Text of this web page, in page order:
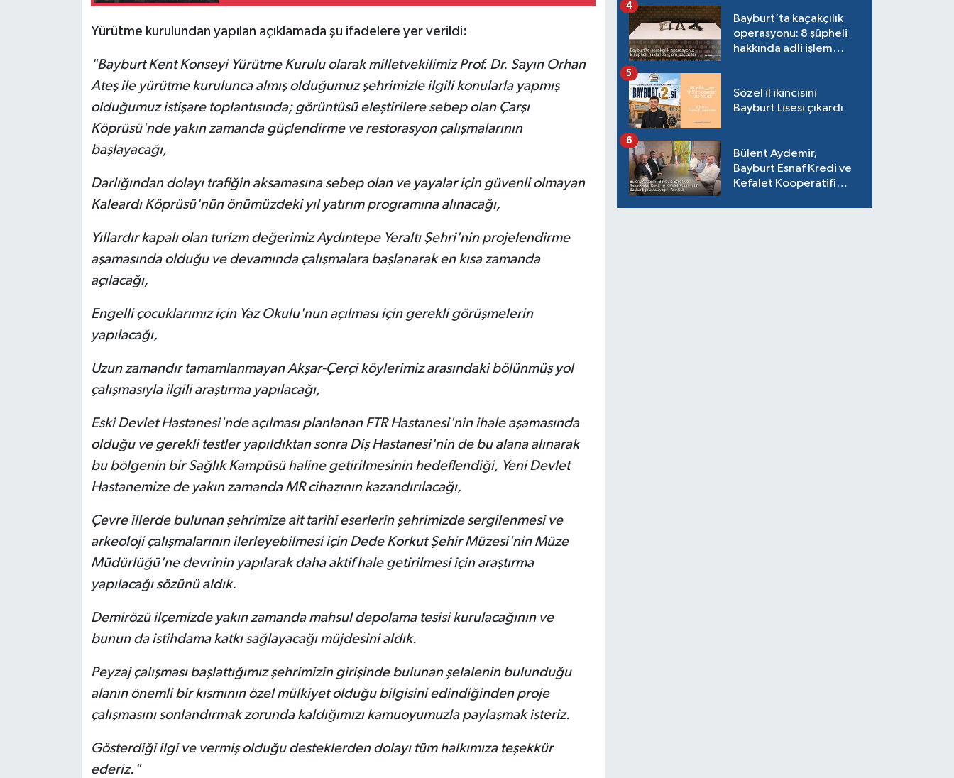
Yürütme kurulundan yapılan açıklamada şu ifadelere yer verildi:
"Bayburt Kent Konseyi Yürütme Kurulu olarak milletvekilimiz Prof. Dr. Sayın Orhan
Ateş ile yürütme kurulunca almış olduğumuz şehrimizle ilgili konularla yapmış
olduğumuz istişare toplantısında; görüntüsü eleştirilere sebep olan Çarşı
Köprüsü'nde yakın zamanda güçlendirme ve restorasyon çalışmalarının
başlayacağı,
Darlığından dolayı trafiğin aksamasına sebep olan ve yayalar için güvenli olmayan
Kaleardı Köprüsü'nün önümüzdeki yıl yatırım programına alınacağı,
Yıllardır kapalı olan turizm değerimiz Aydıntepe Yeraltı Şehri'nin projelendirme
aşamasında olduğu ve devamında çalışmalara başlanarak en kısa zamanda
açılacağı,
Engelli çocuklarımız için Yaz Okulu'nun açılması için gerekli görüşmelerin
yapılacağı,
Uzun zamandır tamamlanmayan Akşar-Çerçi köylerimiz arasındaki bölünmüş yol
çalışmasıyla ilgili araştırma yapılacağı,
Eski Devlet Hastanesi'nde açılması planlanan FTR Hastanesi'nin ihale aşamasında
olduğu ve gerekli testler yapıldıktan sonra Diş Hastanesi'nin de bu alana alınarak
bu bölgenin bir Sağlık Kampüsü haline getirilmesinin hedeflendiği, Yeni Devlet
Hastanemize de yakın zamanda MR cihazının kazandırılacağı,
Çevre illerde bulunan şehrimize ait tarihi eserlerin şehrimizde sergilenmesi ve
arkeoloji çalışmalarının ilerleyebilmesi için Dede Korkut Şehir Müzesi'nin Müze
Müdürlüğü'ne devrinin yapılarak daha aktif hale getirilmesi için araştırma
yapılacağı sözünü aldık.
Demirözü ilçemizde yakın zamanda mahsul depolama tesisi kurulacağının ve
bunun da istihdama katkı sağlayacağı müjdesini aldık.
Peyzaj çalışması başlattığımız şehrimizin girişinde bulunan şelalenin bulunduğu
alanın önemli bir kısmının özel mülkiyet olduğu bilgisini edindiğinden proje
çalışmasını sonlandırmak zorunda kaldığımızı kamuoyumuzla paylaşmak isteriz.
Gösterdiği ilgi ve vermiş olduğu desteklerden dolayı tüm halkımıza teşekkür
ederiz."
Bayburt’ta kaçakçılık
operasyonu: 8 şüpheli
hakkında adli işlem
4
Sözel il ikincisini
Bayburt Lisesi çıkardı
5
Bülent Aydemir,
Bayburt Esnaf Kredi ve
Kefalet Kooperatifi
6